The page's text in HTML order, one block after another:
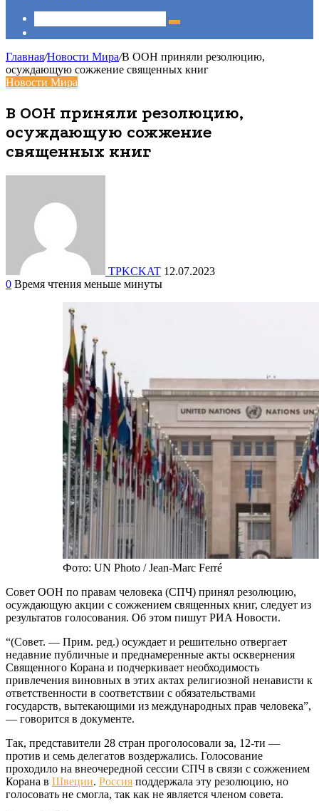
Главная/Новости Мира/В ООН приняли резолюцию,
осуждающую сожжение священных книг
Новости Мира
В ООН приняли резолюцию,
осуждающую сожжение
священных книг
TPKCKAT 12.07.2023
0 Время чтения меньше минуты
Фото: UN Photo / Jean-Marc Ferré
Совет ООН по правам человека (СПЧ) принял резолюцию,
осуждающую акции с сожжением священных книг, следует из
результатов голосования. Об этом пишут РИА Новости.
“(Совет. — Прим. ред.) осуждает и решительно отвергает
недавние публичные и преднамеренные акты осквернения
Священного Корана и подчеркивает необходимость
привлечения виновных в этих актах религиозной ненависти к
ответственности в соответствии с обязательствами
государств, вытекающими из международных прав человека”,
— говорится в документе.
Так, представители 28 стран проголосовали за, 12-ти —
против и семь делегатов воздержались. Голосование
проходило на внеочередной сессии СПЧ в связи с сожжением
Корана в Швеции. Россия поддержала эту резолюцию, но
голосовать не смогла, так как не является членом совета.